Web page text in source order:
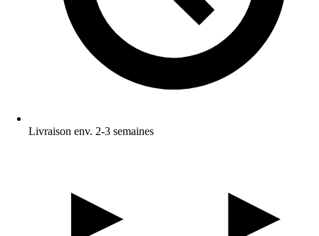
Livraison env. 2-3 semaines